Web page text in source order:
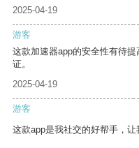
2025-04-19
游客
这款加速器app的安全性有待
证。
2025-04-19
游客
这款app是我社交的好帮手，让